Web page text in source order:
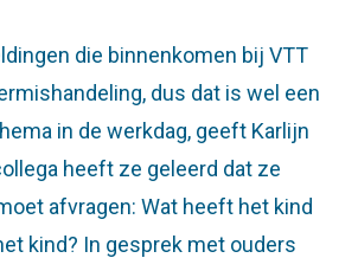
die binnenkomen bij VTT
dus dat is wel een
in de werkdag, geeft Karlijn
heeft ze geleerd dat ze
afvragen: Wat heeft het kind
kind? In gesprek met ouders